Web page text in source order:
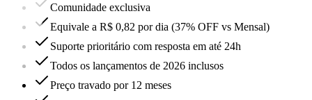
Comunidade exclusiva
Equivale a R$ 0,82 por dia (37% OFF vs Mensal)
Suporte prioritário com resposta em até 24h
Todos os lançamentos de 2026 inclusos
Preço travado por 12 meses